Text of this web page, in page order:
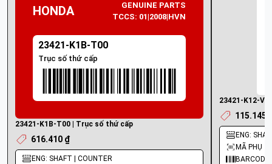
HONDA
GENUINE PARTS
TCCS: 01|2008|HVN
23421-K1B-T00
Trục số thứ cấp
23421-K1B-T00 | Trục số thứ cấp
616.410 ₫
ENG: SHAFT | COUNTER
23421-K12-
115.145
ENG:
MÃ PHỤ